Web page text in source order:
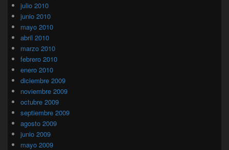
julio 2010
junio 2010
mayo 2010
abril 2010
marzo 2010
febrero 2010
enero 2010
diciembre 2009
noviembre 2009
octubre 2009
septiembre 2009
agosto 2009
junio 2009
mayo 2009